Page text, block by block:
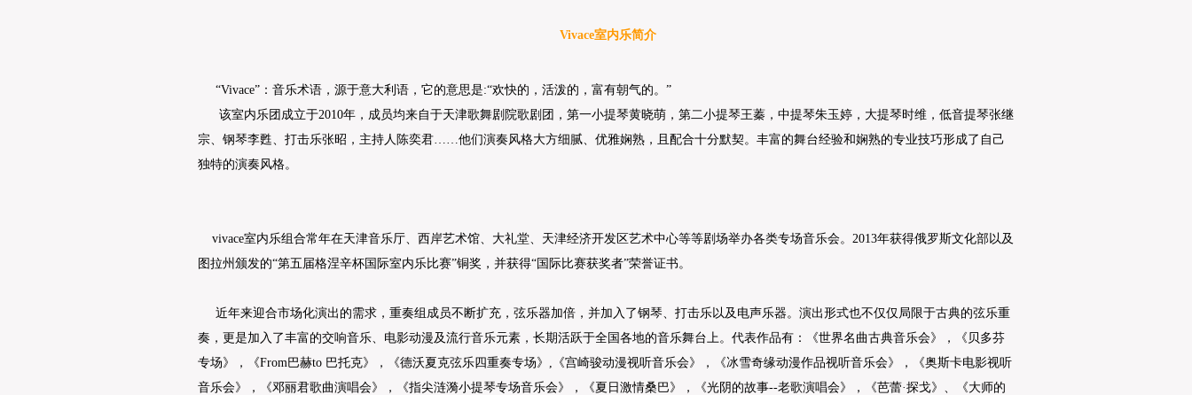
Vivace室内乐简介
“Vivace”：音乐术语，源于意大利语，它的意思是:“欢快的，活泼的，富有朝气的。”
该室内乐团成立于2010年，成员均来自于天津歌舞剧院歌剧团，第一小提琴黄晓萌，第二小提琴王蓁，中提琴朱玉婷，大提琴时维，低音提琴张继
宗、钢琴李甦、打击乐张昭，主持人陈奕君……他们演奏风格大方细腻、优雅娴熟，且配合十分默契。丰富的舞台经验和娴熟的专业技巧形成了自己
独特的演奏风格。
vivace室内乐组合常年在天津音乐厅、西岸艺术馆、大礼堂、天津经济开发区艺术中心等等剧场举办各类专场音乐会。2013年获得俄罗斯文化部以及
图拉州颁发的“第五届格涅辛杯国际室内乐比赛”铜奖，并获得“国际比赛获奖者”荣誉证书。
近年来迎合市场化演出的需求，重奏组成员不断扩充，弦乐器加倍，并加入了钢琴、打击乐以及电声乐器。演出形式也不仅仅局限于古典的弦乐重
奏，更是加入了丰富的交响音乐、电影动漫及流行音乐元素，长期活跃于全国各地的音乐舞台上。代表作品有：《世界名曲古典音乐会》，《贝多芬
专场》，《From巴赫to 巴托克》，《德沃夏克弦乐四重奏专场》,《宫崎骏动漫视听音乐会》，《冰雪奇缘动漫作品视听音乐会》，《奥斯卡电影视听
音乐会》，《邓丽君歌曲演唱会》，《指尖涟漪小提琴专场音乐会》，《夏日激情桑巴》，《光阴的故事--老歌演唱会》，《芭蕾·探戈》、《大师的